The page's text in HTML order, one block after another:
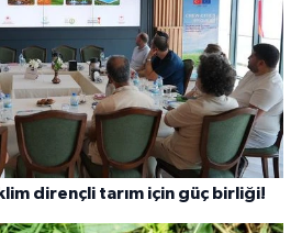
dirençli tarım için güç birliği!